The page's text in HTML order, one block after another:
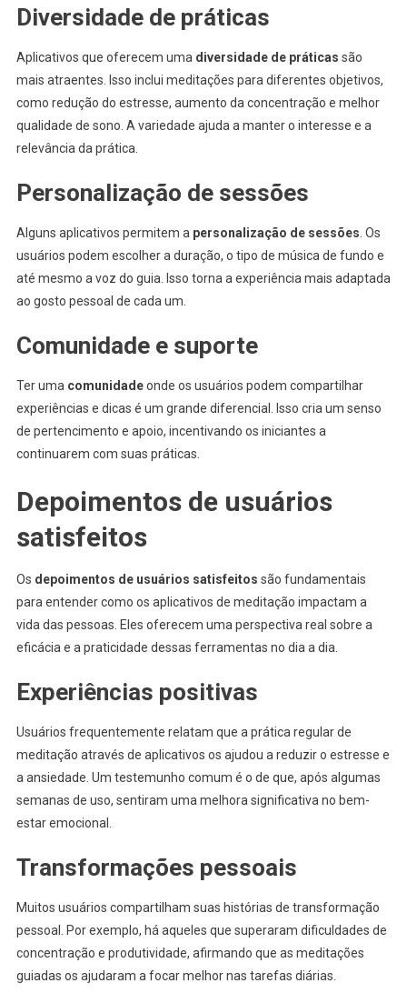
Diversidade de práticas
Aplicativos que oferecem uma diversidade de práticas são
mais atraentes. Isso inclui meditações para diferentes objetivos,
como redução do estresse, aumento da concentração e melhor
qualidade de sono. A variedade ajuda a manter o interesse e a
relevância da prática.
Personalização de sessões
Alguns aplicativos permitem a personalização de sessões . Os
usuários podem escolher a duração, o tipo de música de fundo e
até mesmo a voz do guia. Isso torna a experiência mais adaptada
ao gosto pessoal de cada um.
Comunidade e suporte
Ter uma comunidadeonde os usuários podem compartilhar
experiências e dicas é um grande diferencial. Isso cria um senso
de pertencimento e apoio, incentivando os iniciantes a
continuarem com suas práticas.
Depoimentos de usuários
satisfeitos
Os depoimentos de usuários satisfeitos são fundamentais
para entender como os aplicativos de meditação impactam a
vida das pessoas. Eles oferecem uma perspectiva real sobre a
eficácia e a praticidade dessas ferramentas no dia a dia.
Experiências positivas
Usuários frequentemente relatam que a prática regular de
meditação através de aplicativos os ajudou a reduzir o estresse e
a ansiedade. Um testemunho comum é o de que, após algumas
semanas de uso, sentiram uma melhora significativa no bem-
estar emocional.
Transformações pessoais
Muitos usuários compartilham suas histórias de transformação
pessoal. Por exemplo, há aqueles que superaram dificuldades de
concentração e produtividade, afirmando que as meditações
guiadas os ajudaram a focar melhor nas tarefas diárias.